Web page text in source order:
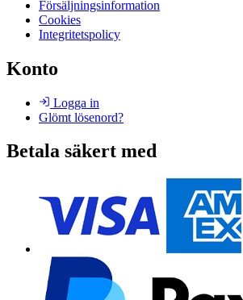
Försäljningsinformation
Cookies
Integritetspolicy
Konto
Logga in
Glömt lösenord?
Betala säkert med